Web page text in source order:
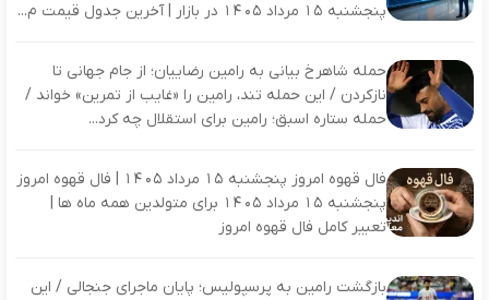
پنجشنبه 15 مرداد 1405 در بازار | آخرین جدول قیمت م...
حمله شاهرخ بیانی به رامین رضاییان؛ از جام جهانی تا
نازکردن / این حمله تند، رامین را «غایب از تمرین» خواند /
حمله ستاره اسبق؛ رامین برای استقلال چه کرد...
فال قهوه امروز پنجشنبه 15 مرداد 1405 | فال قهوه امروز
پنجشنبه 15 مرداد 1405 برای متولدین همه ماه ها |
تعبیر کامل فال قهوه امروز
بازگشت رامین به پرسپولیس؛ پایان ماجرای جنجالی / این